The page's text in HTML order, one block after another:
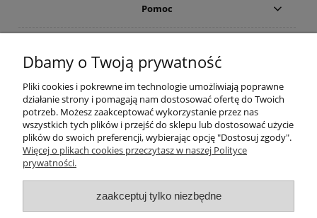
Pomoc
Moje konto
Porady
O nas
Dbamy o Twoją prywatność
Pliki cookies i pokrewne im technologie umożliwiają poprawne
działanie strony i pomagają nam dostosować ofertę do Twoich
potrzeb. Możesz zaakceptować wykorzystanie przez nas
wszystkich tych plików i przejść do sklepu lub dostosować użycie
plików do swoich preferencji, wybierając opcję "Dostosuj zgody".
Więcej o plikach cookies przeczytasz w naszej Polityce
prywatności.
zaakceptuj tylko niezbędne